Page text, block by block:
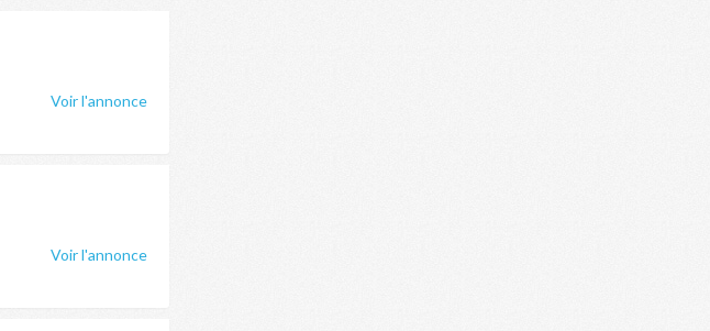
Voir l'annonce
Voir l'annonce